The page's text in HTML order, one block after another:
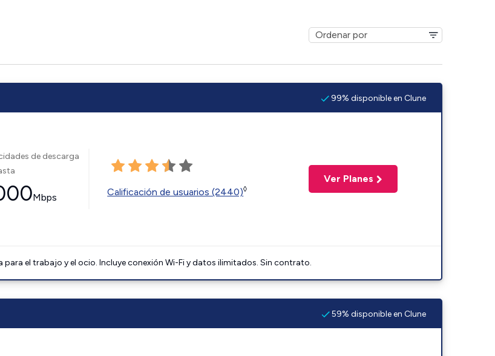
99% disponible en Clune
de descarga
Mbps Calificación de usuarios (2440)◊
Ver Planes
el trabajo y el ocio. Incluye conexión Wi-Fi y datos ilimitados. Sin contrato.
59% disponible en Clune